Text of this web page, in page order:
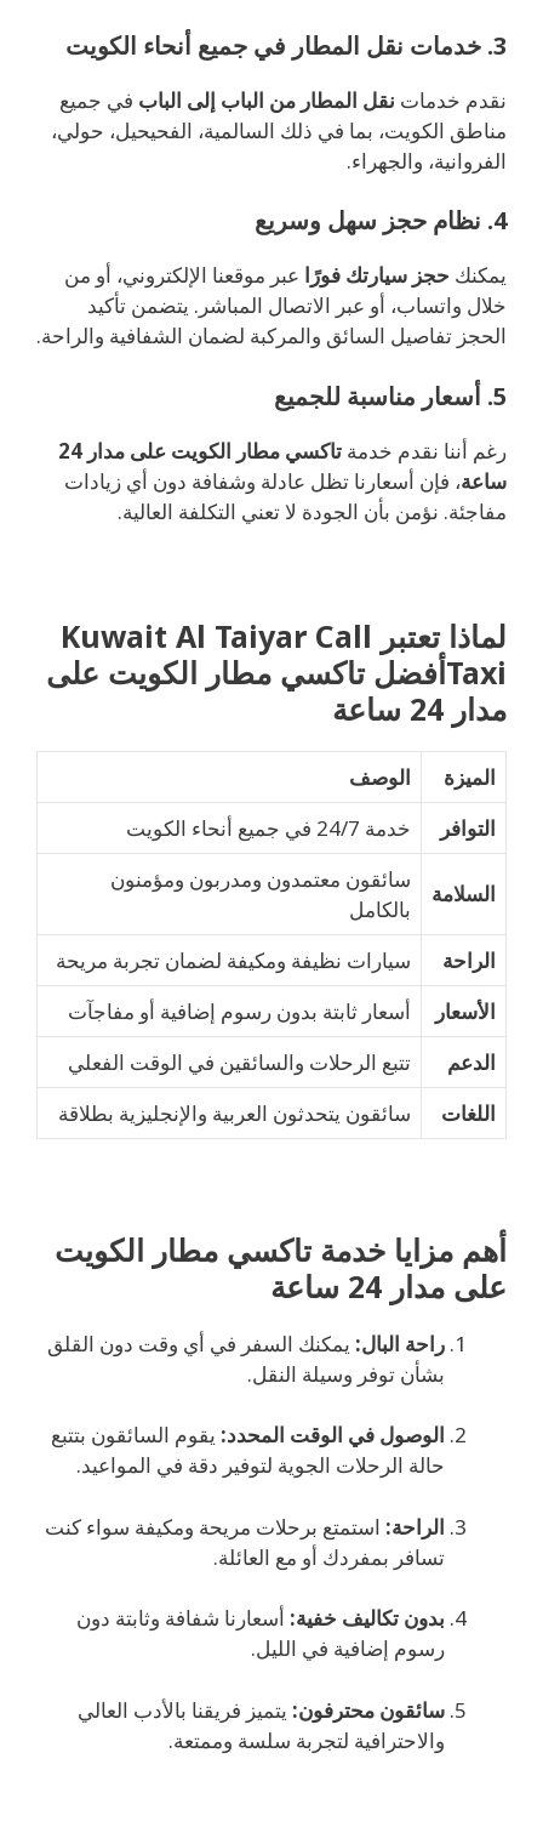
3. خدمات نقل المطار في جميع أنحاء الكويت
نقدم خدمات نقل المطار من الباب إلى الباب في جميع
مناطق الكويت، بما في ذلك السالمية، الفحيحيل، حولي،
الفروانية، والجهراء.
4. نظام حجز سهل وسريع
يمكنك حجز سيارتك فورًا عبر موقعنا الإلكتروني، أو من
خلال واتساب، أو عبر الاتصال المباشر. يتضمن تأكيد
الحجز تفاصيل السائق والمركبة لضمان الشفافية والراحة.
5. أسعار مناسبة للجميع
رغم أننا نقدم خدمة
تاكسي مطار الكويت على مدار 24
ساعة، فإن أسعارنا تظل عادلة وشفافة دون أي زيادات
مفاجئة. نؤمن بأن الجودة لا تعني التكلفة العالية.
لماذا تعتبر Kuwait Al Taiyar Call
Taxiأفضل تاكسي مطار الكويت على
مدار 24 ساعة
الميزة
الوصف
التوافر
خدمة 24/7 في جميع أنحاء الكويت
السلامة
سائقون معتمدون ومدربون ومؤمنون
بالكامل
الراحة
سيارات نظيفة ومكيفة لضمان تجربة مريحة
الأسعار
أسعار ثابتة بدون رسوم إضافية أو مفاجآت
الدعم
تتبع الرحلات والسائقين في الوقت الفعلي
اللغات
سائقون يتحدثون العربية والإنجليزية بطلاقة
أهم مزايا خدمة تاكسي مطار الكويت
على مدار 24 ساعة
راحة البال: يمكنك السفر في أي وقت دون القلق
بشأن توفر وسيلة النقل.
الوصول في الوقت المحدد: يقوم السائقون بتتبع
حالة الرحلات الجوية لتوفير دقة في المواعيد.
الراحة: استمتع برحلات مريحة ومكيفة سواء كنت
تسافر بمفردك أو مع العائلة.
بدون تكاليف خفية: أسعارنا شفافة وثابتة دون
رسوم إضافية في الليل.
سائقون محترفون: يتميز فريقنا بالأدب العالي
والاحترافية لتجربة سلسة وممتعة.